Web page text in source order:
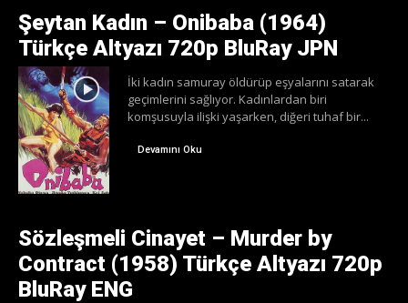
Şeytan Kadın – Onibaba (1964)
Türkçe Altyazı 720p BluRay JPN
İki kadın samuray öldürüp eşyalarını satarak
geçimlerini sağlıyor. Kadınlardan biri
komşusuyla ilişki yaşarken, diğeri tuhaf bir...
Devamını Oku
Sözleşmeli Cinayet – Murder by
Contract (1958) Türkçe Altyazı 720p
BluRay ENG